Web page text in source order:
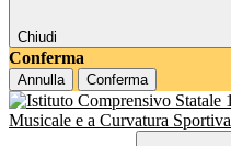
Chiudi
Conferma
Annulla Conferma
Musicale e a Curvatura Sportiva